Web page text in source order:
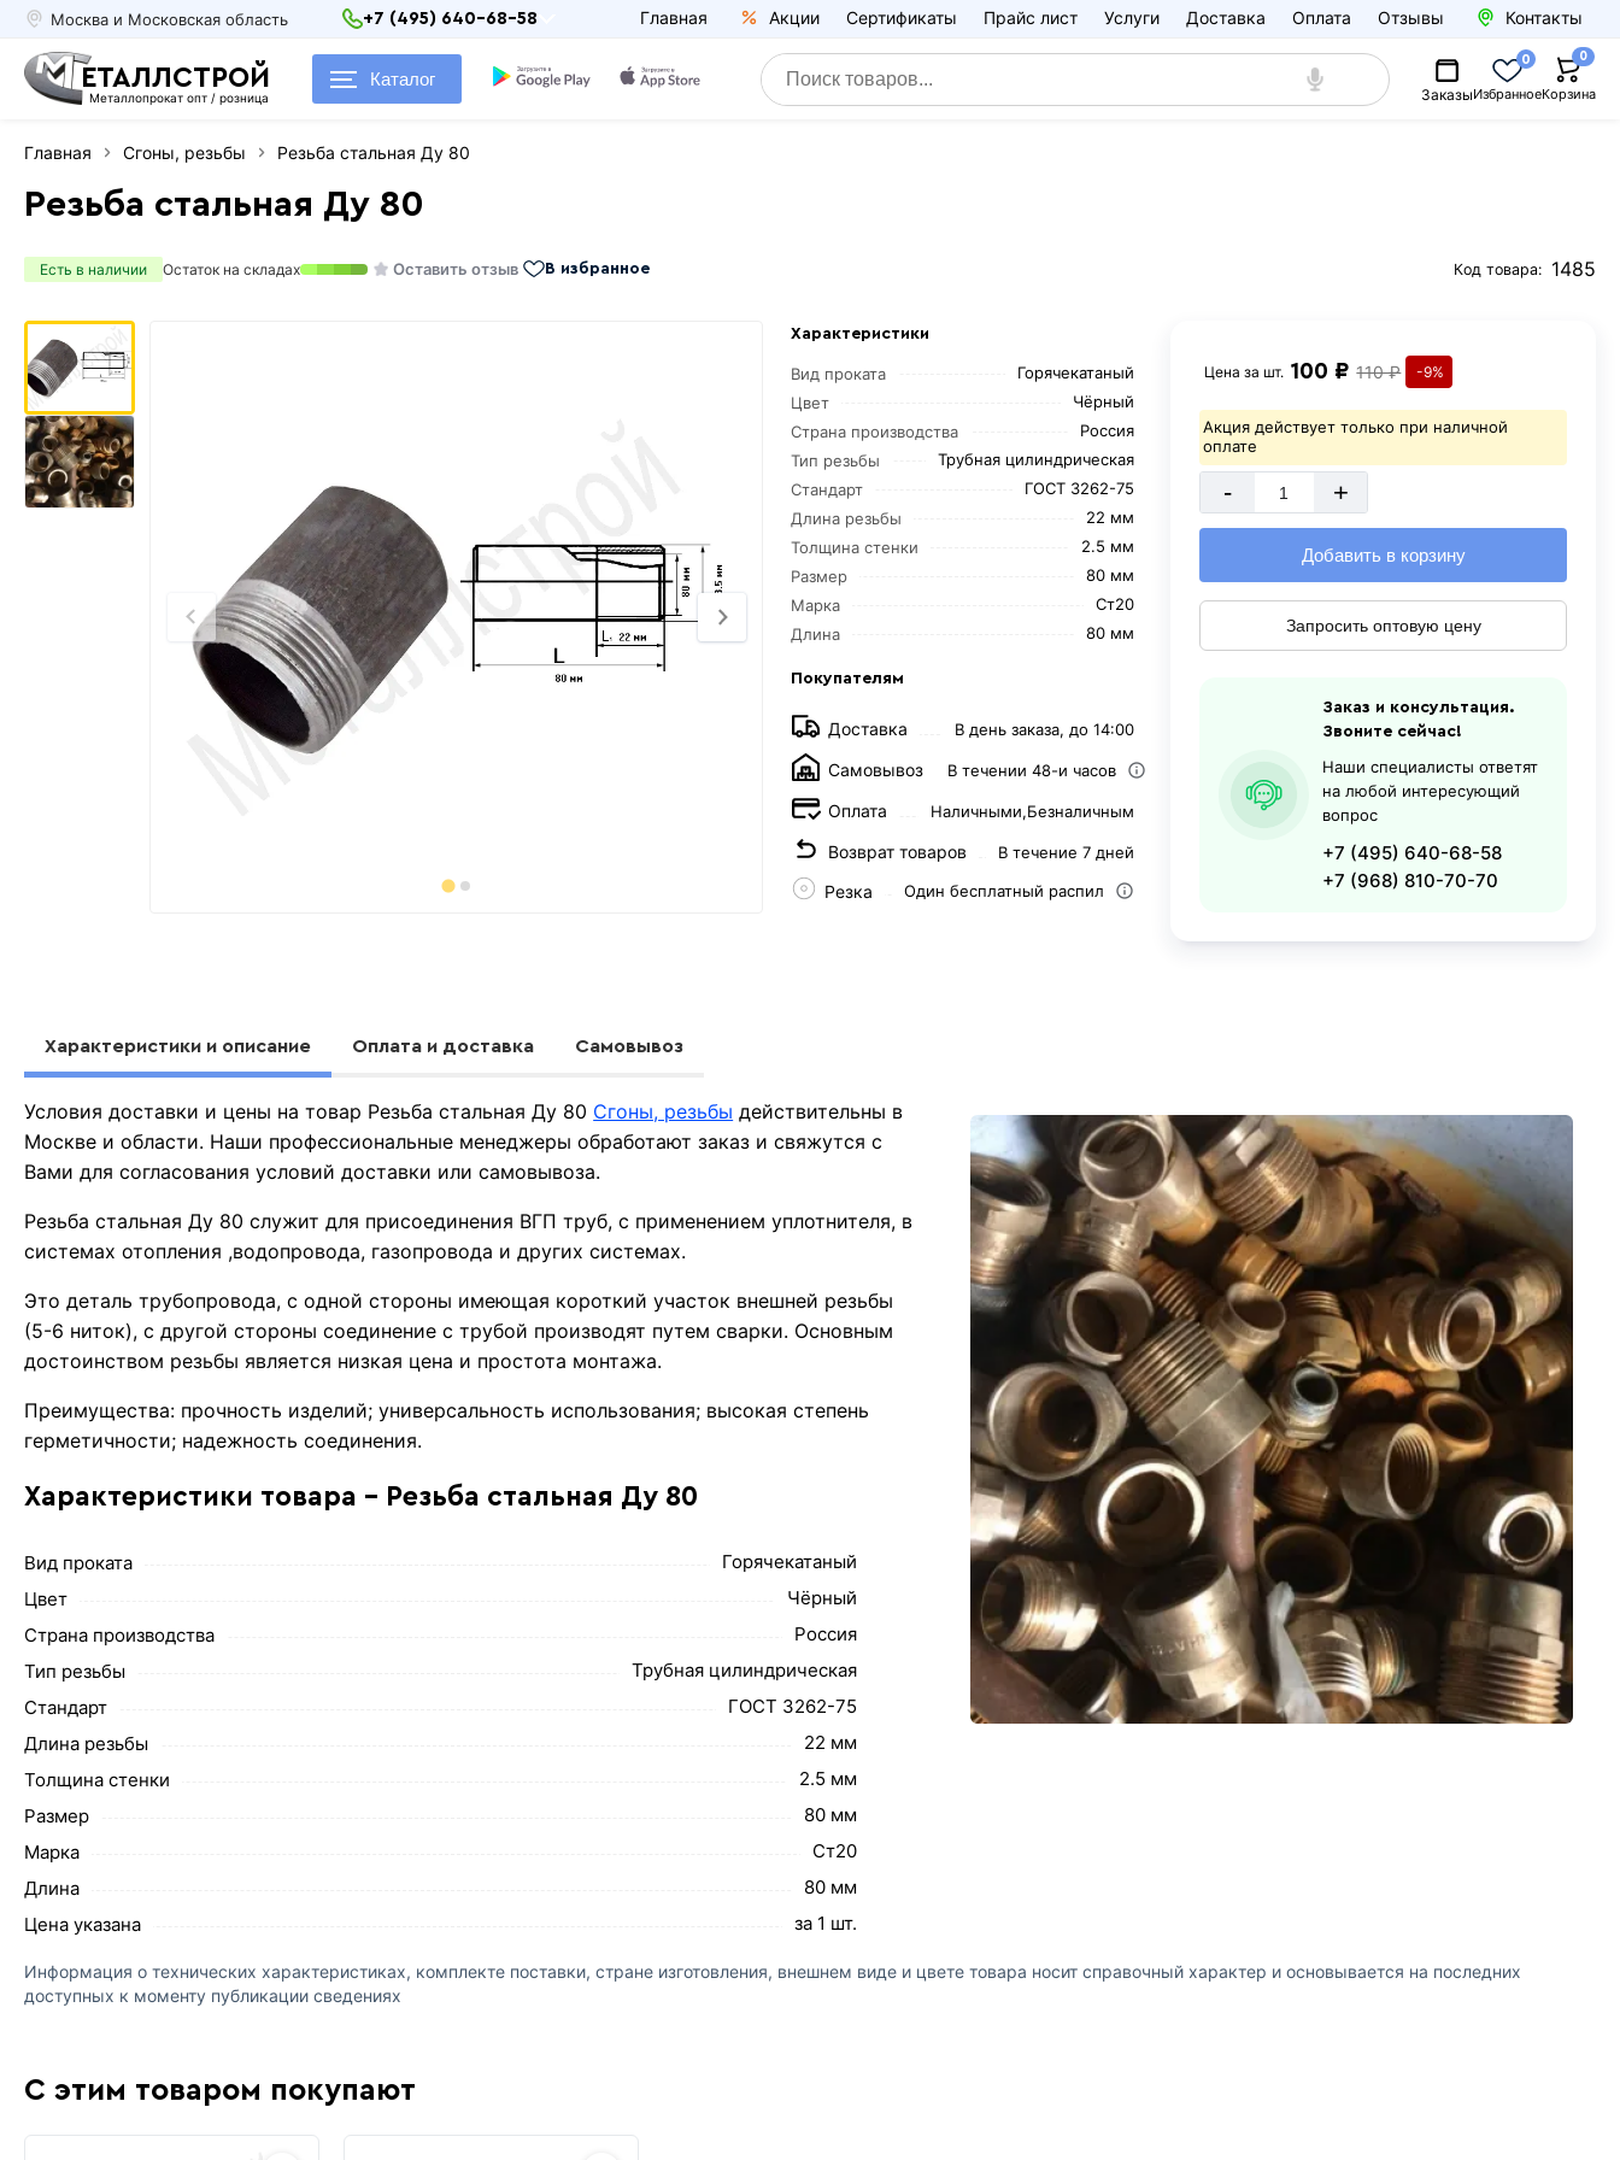
Москва и Московская область +7 (495) 640-68-58 Главная Акции Сертификаты Прайс лист Услуги Доставка Оплата Отзывы Контакты
ЕТАЛЛСТРОЙ
Металлопрокат опт / розница
Каталог
ЗаказыИзбранное
0
Корзина
0
Главная Сгоны, резьбы Резьба стальная Ду 80
Резьба стальная Ду 80
Есть в наличии Остаток на складах Оставить отзыв В избранное Код товара: 1485
Характеристики
Вид проката
Горячекатаный
Цвет
Чёрный
Страна производства
Россия
Тип резьбы
Трубная цилиндрическая
Стандарт
ГОСТ 3262-75
Длина резьбы
22 мм
Толщина стенки
2.5 мм
Размер
80 мм
Марка
Ст20
Длина
80 мм
Покупателям
Доставка В день заказа, до 14:00
Самовывоз В течении 48-и часов
Оплата Наличными,Безналичным
Возврат товаров В течение 7 дней
Резка Один бесплатный распил
Цена за шт. 100 ₽ 110 ₽ -9%
Акция действует только при наличной
оплате
- +
Добавить в корзину
Запросить оптовую цену
Заказ и консультация.
Звоните сейчас!
Наши специалисты ответят
на любой интересующий
вопрос
+7 (495) 640-68-58
+7 (968) 810-70-70
Характеристики и описание Оплата и доставка Самовывоз
Условия доставки и цены на товар Резьба стальная Ду 80 Сгоны, резьбы действительны в
Москве и области. Наши профессиональные менеджеры обработают заказ и свяжутся с
Вами для согласования условий доставки или самовывоза.
Резьба стальная Ду 80 служит для присоединения ВГП труб, с применением уплотнителя, в
системах отопления ,водопровода, газопровода и других системах.
Это деталь трубопровода, с одной стороны имеющая короткий участок внешней резьбы
(5-6 ниток), с другой стороны соединение с трубой производят путем сварки. Основным
достоинством резьбы является низкая цена и простота монтажа.
Преимущества: прочность изделий; универсальность использования; высокая степень
герметичности; надежность соединения.
Характеристики товара - Резьба стальная Ду 80
Вид проката
Горячекатаный
Цвет
Чёрный
Страна производства
Россия
Тип резьбы
Трубная цилиндрическая
Стандарт
ГОСТ 3262-75
Длина резьбы
22 мм
Толщина стенки
2.5 мм
Размер
80 мм
Марка
Ст20
Длина
80 мм
Цена указана
за 1 шт.
Информация о технических характеристиках, комплекте поставки, стране изготовления, внешнем виде и цвете товара носит справочный характер и основывается на последних
доступных к моменту публикации сведениях
С этим товаром покупают